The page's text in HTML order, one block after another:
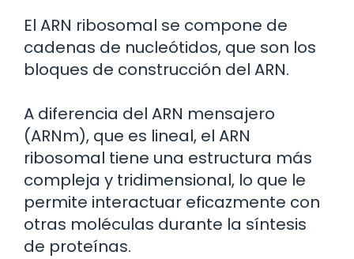
El ARN ribosomal se compone de
cadenas de nucleótidos, que son los
bloques de construcción del ARN.
A diferencia del ARN mensajero
(ARNm), que es lineal, el ARN
ribosomal tiene una estructura más
compleja y tridimensional, lo que le
permite interactuar eficazmente con
otras moléculas durante la síntesis
de proteínas.